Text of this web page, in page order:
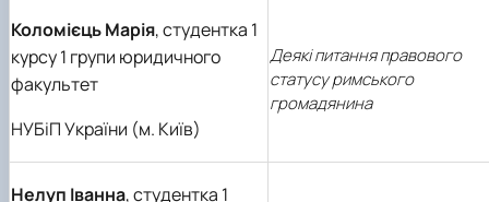
Коломієць Марія, студентка 1
курсу 1 групи юридичного
факультет
НУБіП України (м. Київ)
Деякі питання правового
статусу римського
громадянина
Нелуп Іванна, студентка 1